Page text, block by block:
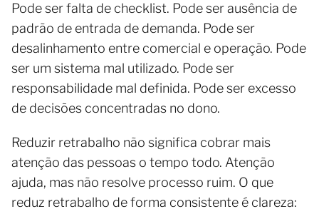
Pode ser falta de checklist. Pode ser ausência de
padrão de entrada de demanda. Pode ser
desalinhamento entre comercial e operação. Pode
ser um sistema mal utilizado. Pode ser
responsabilidade mal definida. Pode ser excesso
de decisões concentradas no dono.
Reduzir retrabalho não significa cobrar mais
atenção das pessoas o tempo todo. Atenção
ajuda, mas não resolve processo ruim. O que
reduz retrabalho de forma consistente é clareza: